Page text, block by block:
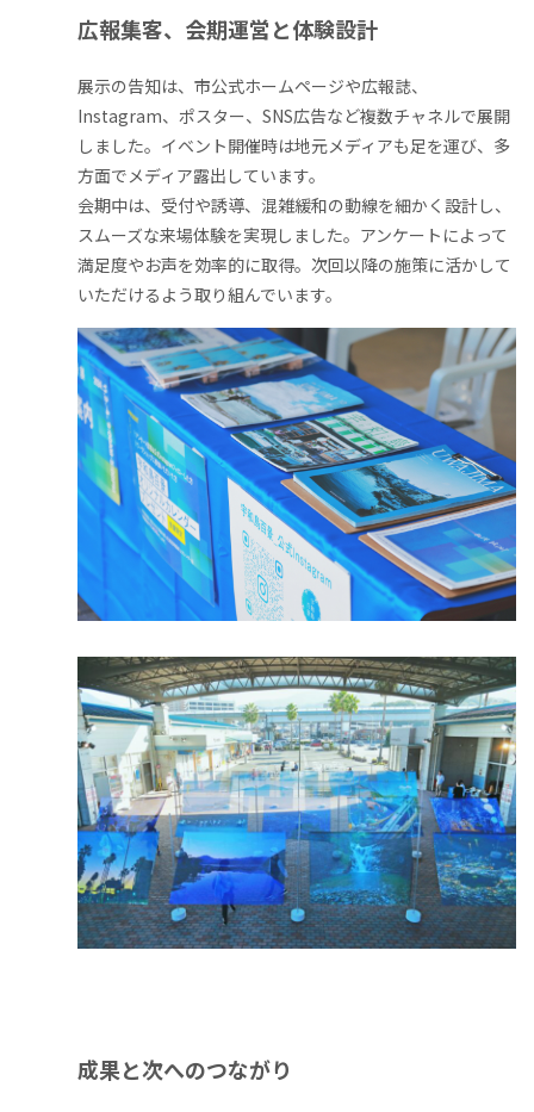
広報集客、会期運営と体験設計
展示の告知は、市公式ホームページや広報誌、
Instagram、ポスター、SNS広告など複数チャネルで展開
しました。イベント開催時は地元メディアも足を運び、多
方面でメディア露出しています。
会期中は、受付や誘導、混雑緩和の動線を細かく設計し、
スムーズな来場体験を実現しました。アンケートによって
満足度やお声を効率的に取得。次回以降の施策に活かして
いただけるよう取り組んでいます。
成果と次へのつながり